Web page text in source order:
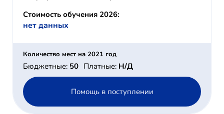
Стоимость обучения 2026:
нет данных
Количество мест на 2021 год
Бюджетные: 50 Платные: Н/Д
Помощь в поступлении